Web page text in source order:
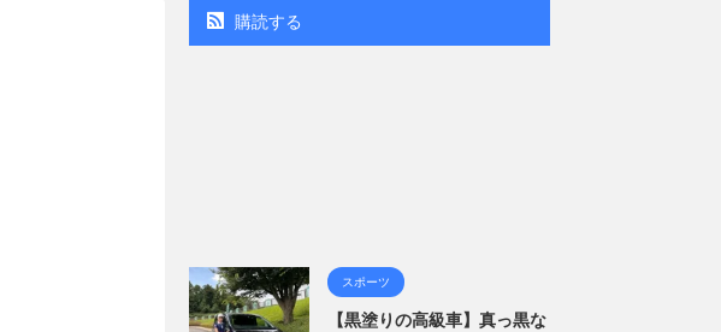
購読する
スポーツ
【黒塗りの高級車】真っ黒な